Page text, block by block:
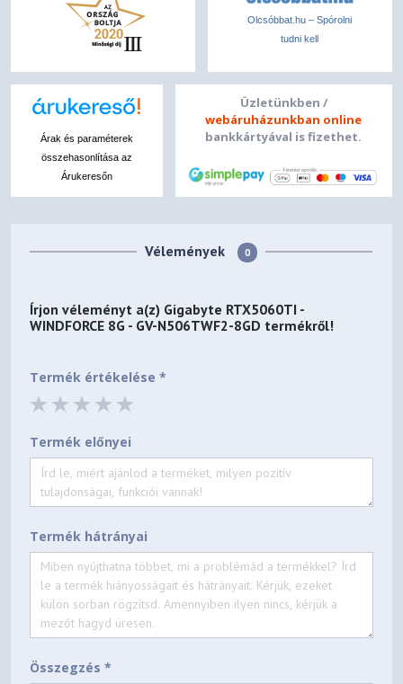
Olcsóbbat.hu – Spórolni
tudni kell
Árak és paraméterek
összehasonlítása az
Árukeresőn
Üzletünkben /
webáruházunkban online
bankkártyával is fizethet.
Vélemények 0
Írjon véleményt a(z) Gigabyte RTX5060TI -
WINDFORCE 8G - GV-N506TWF2-8GD termékről!
Termék értékelése *
Termék előnyei
Termék hátrányai
Összegzés *